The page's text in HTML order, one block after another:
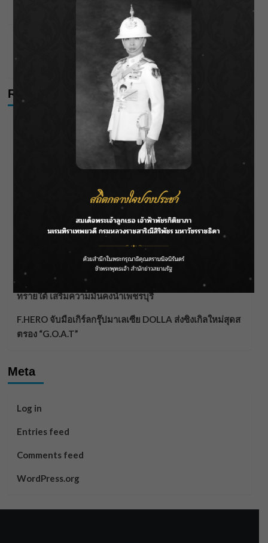
Recent Posts
ชลประทานเชียงใหม่เร่งพร่องน้ำแม่น้ำปิง รับมวลน้ำเหนือ ย้ำ
ฟาดลุคใหม่! “แบม พิชญานิน” แดนซ์สับทุกจังหวะ ชวน
กรมชลฯ รับฟังประชาชน ติดตามแก้ปัญหาโครงการประตู
ระบายน้ำศรีสองรักฯ
‘แมน การิน’ แชร์ความเชื่อชวนคิด! “อยากกินอะไรหลังจาก
ลาโลกนี้ ให้ใส่บาตรสิ่งนั้นไว้ตอนยังมีชีวิต”
ราชเลขานุการในพระองค์ฯ ติดตามโครงการหุบกะพง–ห้วย
ทรายใต้ เสริมความมั่นคงน้ำเพชรบุรี
F.HERO จับมือเกิร์ลกรุ๊ปมาเลเซีย DOLLA ส่งซิงเกิลใหม่สุดส
ตรอง “G.O.A.T”
Meta
Log in
Entries feed
Comments feed
WordPress.org